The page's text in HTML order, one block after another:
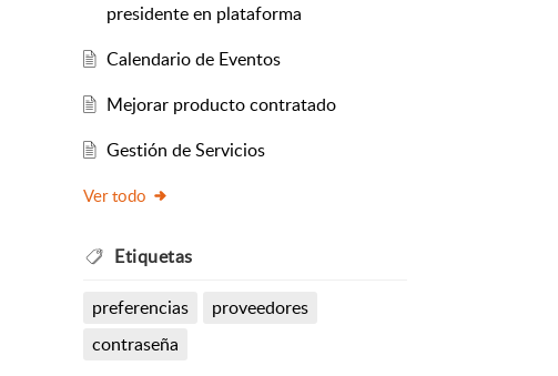
presidente en plataforma
Calendario de Eventos
Mejorar producto contratado
Gestión de Servicios
Ver todo
Etiquetas
preferencias
proveedores
contraseña